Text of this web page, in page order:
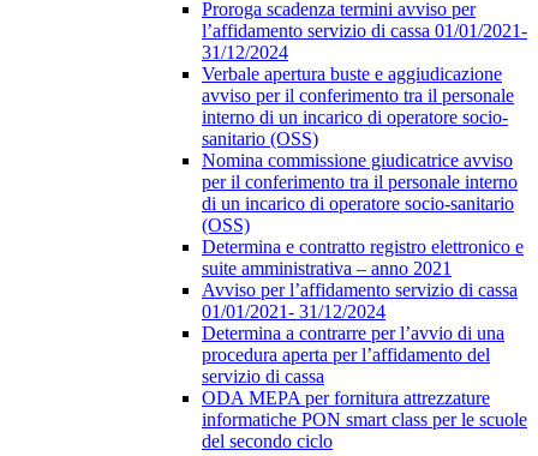
Proroga scadenza termini avviso per
l’affidamento servizio di cassa 01/01/2021-
31/12/2024
Verbale apertura buste e aggiudicazione
avviso per il conferimento tra il personale
interno di un incarico di operatore socio-
sanitario (OSS)
Nomina commissione giudicatrice avviso
per il conferimento tra il personale interno
di un incarico di operatore socio-sanitario
(OSS)
Determina e contratto registro elettronico e
suite amministrativa – anno 2021
Avviso per l’affidamento servizio di cassa
01/01/2021- 31/12/2024
Determina a contrarre per l’avvio di una
procedura aperta per l’affidamento del
servizio di cassa
ODA MEPA per fornitura attrezzature
informatiche PON smart class per le scuole
del secondo ciclo